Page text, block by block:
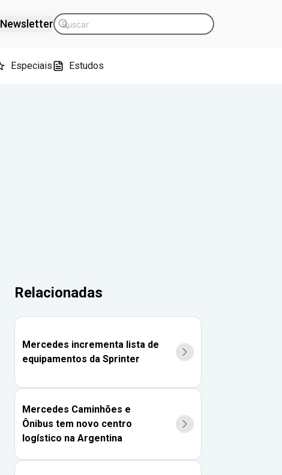
Newsletter
Especiais Estudos
Relacionadas
Mercedes incrementa lista de
equipamentos da Sprinter
Mercedes Caminhões e
Ônibus tem novo centro
logístico na Argentina